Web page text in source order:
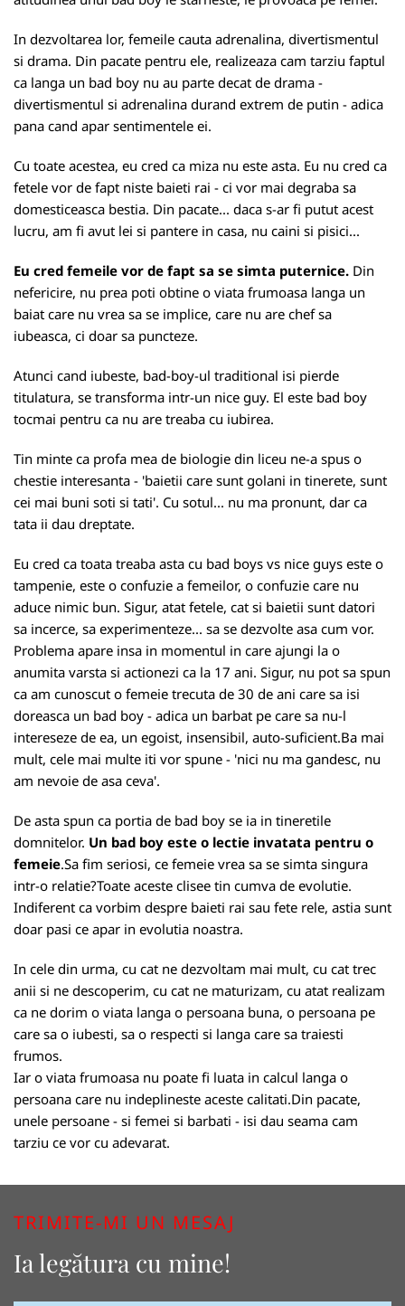
In dezvoltarea lor, femeile cauta adrenalina, divertismentul
si drama. Din pacate pentru ele, realizeaza cam tarziu faptul
ca langa un bad boy nu au parte decat de drama -
divertismentul si adrenalina durand extrem de putin - adica
pana cand apar sentimentele ei.
Cu toate acestea, eu cred ca miza nu este asta. Eu nu cred ca
fetele vor de fapt niste baieti rai - ci vor mai degraba sa
domesticeasca bestia. Din pacate... daca s-ar fi putut acest
lucru, am fi avut lei si pantere in casa, nu caini si pisici...
Eu cred femeile vor de fapt sa se simta puternice. Din
nefericire, nu prea poti obtine o viata frumoasa langa un
baiat care nu vrea sa se implice, care nu are chef sa
iubeasca, ci doar sa puncteze.
Atunci cand iubeste, bad-boy-ul traditional isi pierde
titulatura, se transforma intr-un nice guy. El este bad boy
tocmai pentru ca nu are treaba cu iubirea.
Tin minte ca profa mea de biologie din liceu ne-a spus o
chestie interesanta - 'baietii care sunt golani in tinerete, sunt
cei mai buni soti si tati'. Cu sotul... nu ma pronunt, dar ca
tata ii dau dreptate.
Eu cred ca toata treaba asta cu bad boys vs nice guys este o
tampenie, este o confuzie a femeilor, o confuzie care nu
aduce nimic bun. Sigur, atat fetele, cat si baietii sunt datori
sa incerce, sa experimenteze... sa se dezvolte asa cum vor.
Problema apare insa in momentul in care ajungi la o
anumita varsta si actionezi ca la 17 ani. Sigur, nu pot sa spun
ca am cunoscut o femeie trecuta de 30 de ani care sa isi
doreasca un bad boy - adica un barbat pe care sa nu-l
intereseze de ea, un egoist, insensibil, auto-suficient.Ba mai
mult, cele mai multe iti vor spune - 'nici nu ma gandesc, nu
am nevoie de asa ceva'.
De asta spun ca portia de bad boy se ia in tineretile
domnitelor. Un bad boy este o lectie invatata pentru o
femeie.Sa fim seriosi, ce femeie vrea sa se simta singura
intr-o relatie?Toate aceste clisee tin cumva de evolutie.
Indiferent ca vorbim despre baieti rai sau fete rele, astia sunt
doar pasi ce apar in evolutia noastra.
In cele din urma, cu cat ne dezvoltam mai mult, cu cat trec
anii si ne descoperim, cu cat ne maturizam, cu atat realizam
ca ne dorim o viata langa o persoana buna, o persoana pe
care sa o iubesti, sa o respecti si langa care sa traiesti
frumos.
Iar o viata frumoasa nu poate fi luata in calcul langa o
persoana care nu indeplineste aceste calitati.Din pacate,
unele persoane - si femei si barbati - isi dau seama cam
tarziu ce vor cu adevarat.
TRIMITE-MI UN MESAJ
Ia legătura cu mine!